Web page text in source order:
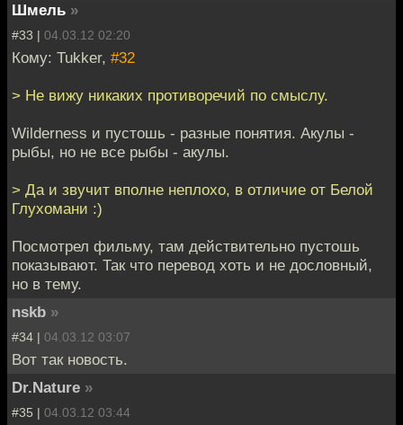
Шмель »
#33 | 04.03.12 02:20
Кому: Tukker, #32
> Не вижу никаких противоречий по смыслу.
Wilderness и пустошь - разные понятия. Акулы -
рыбы, но не все рыбы - акулы.
> Да и звучит вполне неплохо, в отличие от Белой
Глухомани :)
Посмотрел фильму, там действительно пустошь
показывают. Так что перевод хоть и не дословный,
но в тему.
nskb »
#34 | 04.03.12 03:07
Вот так новость.
Dr.Nature »
#35 | 04.03.12 03:44